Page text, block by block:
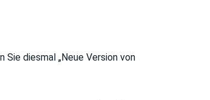
diesmal „Neue Version von